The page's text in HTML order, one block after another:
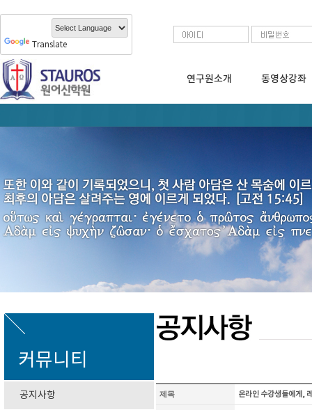
Translate
연구원소개 동영상강좌
커뮤니티
공지사항 제목 온라인 수강생들에게,